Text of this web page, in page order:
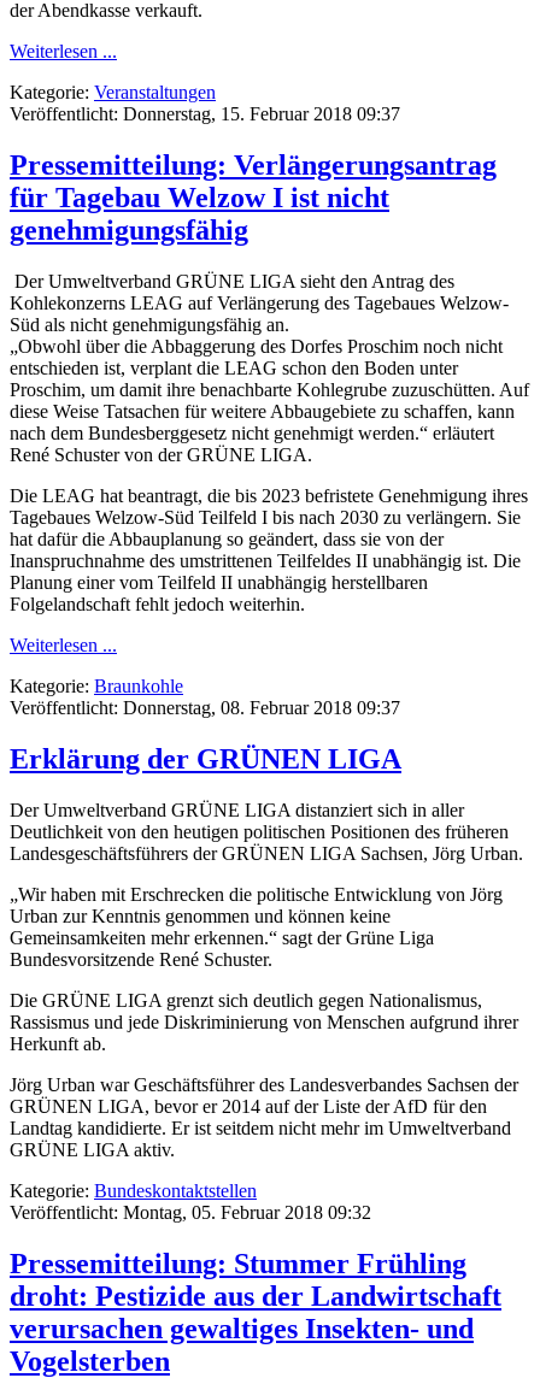
der Abendkasse verkauft.
Weiterlesen ...
Kategorie: Veranstaltungen
Veröffentlicht: Donnerstag, 15. Februar 2018 09:37
Pressemitteilung: Verlängerungsantrag
für Tagebau Welzow I ist nicht
genehmigungsfähig
Der Umweltverband GRÜNE LIGA sieht den Antrag des
Kohlekonzerns LEAG auf Verlängerung des Tagebaues Welzow-
Süd als nicht genehmigungsfähig an.
„Obwohl über die Abbaggerung des Dorfes Proschim noch nicht
entschieden ist, verplant die LEAG schon den Boden unter
Proschim, um damit ihre benachbarte Kohlegrube zuzuschütten. Auf
diese Weise Tatsachen für weitere Abbaugebiete zu schaffen, kann
nach dem Bundesberggesetz nicht genehmigt werden.“ erläutert
René Schuster von der GRÜNE LIGA.
Die LEAG hat beantragt, die bis 2023 befristete Genehmigung ihres
Tagebaues Welzow-Süd Teilfeld I bis nach 2030 zu verlängern. Sie
hat dafür die Abbauplanung so geändert, dass sie von der
Inanspruchnahme des umstrittenen Teilfeldes II unabhängig ist. Die
Planung einer vom Teilfeld II unabhängig herstellbaren
Folgelandschaft fehlt jedoch weiterhin.
Weiterlesen ...
Kategorie: Braunkohle
Veröffentlicht: Donnerstag, 08. Februar 2018 09:37
Erklärung der GRÜNEN LIGA
Der Umweltverband GRÜNE LIGA distanziert sich in aller
Deutlichkeit von den heutigen politischen Positionen des früheren
Landesgeschäftsführers der GRÜNEN LIGA Sachsen, Jörg Urban.
„Wir haben mit Erschrecken die politische Entwicklung von Jörg
Urban zur Kenntnis genommen und können keine
Gemeinsamkeiten mehr erkennen.“ sagt der Grüne Liga
Bundesvorsitzende René Schuster.
Die GRÜNE LIGA grenzt sich deutlich gegen Nationalismus,
Rassismus und jede Diskriminierung von Menschen aufgrund ihrer
Herkunft ab.
Jörg Urban war Geschäftsführer des Landesverbandes Sachsen der
GRÜNEN LIGA, bevor er 2014 auf der Liste der AfD für den
Landtag kandidierte. Er ist seitdem nicht mehr im Umweltverband
GRÜNE LIGA aktiv.
Kategorie: Bundeskontaktstellen
Veröffentlicht: Montag, 05. Februar 2018 09:32
Pressemitteilung: Stummer Frühling
droht: Pestizide aus der Landwirtschaft
verursachen gewaltiges Insekten- und
Vogelsterben